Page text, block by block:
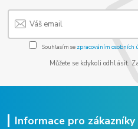
Souhlasím se zpracováním osobních
Můžete se kdykoli odhlásit.
Informace pro zákazníky